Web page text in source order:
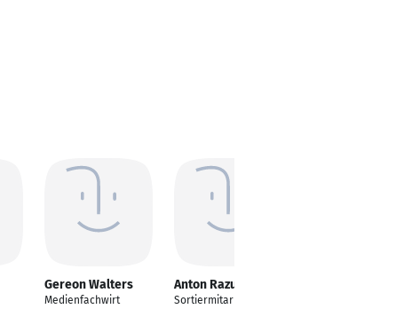
Gereon Walters
Medienfachwirt
Anton Razuev
Sortiermitarbeiter